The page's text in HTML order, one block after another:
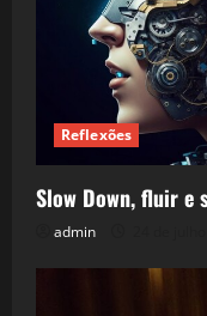
Reflexões
Slow Down, fluir e
admin